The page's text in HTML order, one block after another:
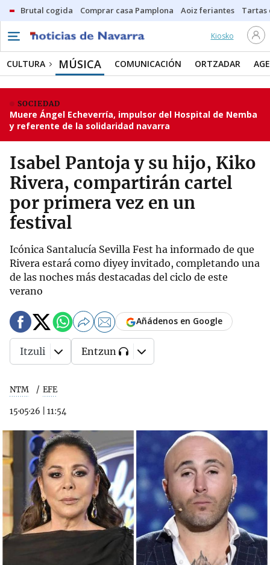
Brutal cogida Comprar casa Pamplona Aoiz feriantes Tartas
Kiosko
CULTURA MÚSICA COMUNICACIÓN ORTZADAR
SOCIEDAD
Muere Ángel Echeverría, impulsor del Hospital de Nemba
y referente de la solidaridad navarra
Isabel Pantoja y su hijo, Kiko
Rivera, compartirán cartel
por primera vez en un
festival
Icónica Santalucía Sevilla Fest ha informado de que
Rivera estará como diyey invitado, completando una
de las noches más destacadas del ciclo de este
verano
NTM EFE
15·05·26 11:54
Añádenos en Google
Itzuli Entzun